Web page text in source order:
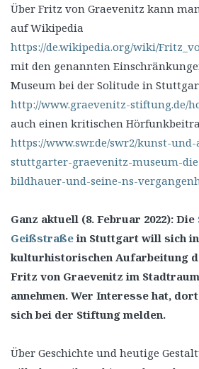
Über Fritz von Graevenitz kann
auf Wikipedia
https://de.wikipedia.org/wiki/
mit den genannten
Museum bei der Solitude in
http://www.graevenitz-stiftung.de/
auch einen kritischen
https://www.swr.de/swr2/kunst-
stuttgarter-graevenitz-museum-
bildhauer-und-seine-ns-
Ganz aktuell (8. Februar 2022): Die
Geißstraßein Stuttgart will sich
kulturhistorischen Aufarbeitung
Fritz von Graevenitz im
annehmen. Wer Interesse hat,
sich bei der Stiftung melden.
Über Geschichte und heutige